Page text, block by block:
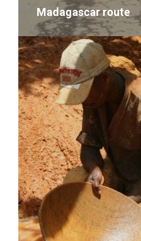
Madagascar route
Madagascar route